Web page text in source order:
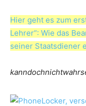
Hier geht es zum
Lehrer“: Wie das
seiner Staatsdiener